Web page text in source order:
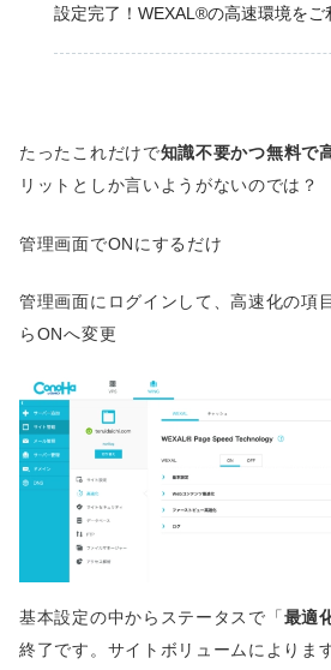
設定完了！WEXAL®の高速環境をご
たったこれだけで知識不要かつ無料で
リットとしか言いようがないのでは？
管理画面でONにするだけ
管理画面にログインして、高速化の項
らONへ変更
基本設定の中からステータスで「最適
終了です。サイトボリュームによりま